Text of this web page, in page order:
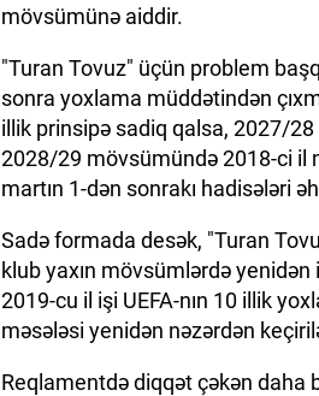
mövsümünə aiddir.
"Turan Tovuz" üçün problem
sonra yoxlama müddətindən
illik prinsipə sadiq qalsa, 2027/
2028/29 mövsümündə 2018-ci il
martın 1-dən sonrakı hadisələri
Sadə formada desək, "Turan
klub yaxın mövsümlərdə
2019-cu il işi UEFA-nın 10 illik
məsələsi yenidən nəzərdən
Reqlamentdə diqqət çəkən daha